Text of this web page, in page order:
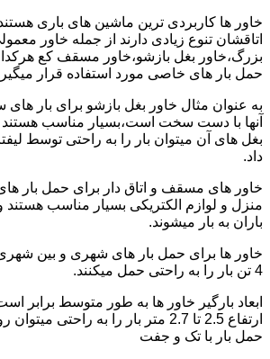
خاور ها کاربردی ترین ماشین های باری
اتاقشان تنوع زیادی دارند از جمله خاور
بزرگ،خاور بغل بازشو،خاور مسقف کع
حمل بار های خاصی مورد استفاده قرار
به عنوان مثال خاور بغل بازشو برای بار های
آنها با دست سخت است،بسیار مناسب هستند
بغل های آن میتوان بار را به راحتی توسط
داد.
خاور های مسقف و اتاق دار برای حمل بار
منزل و لوازم الکتریکی بسیار مناسب هستند
باران به بار میشوند.
خاور ها برای حمل بار های شهری و بین
4 تن بار را به راحتی حمل میکنند.
ارتفاع 2.5 تا 2.7 متر بار را به راحتی میتوان روی آنها قرار داد.
حمل بار با تک و جفت